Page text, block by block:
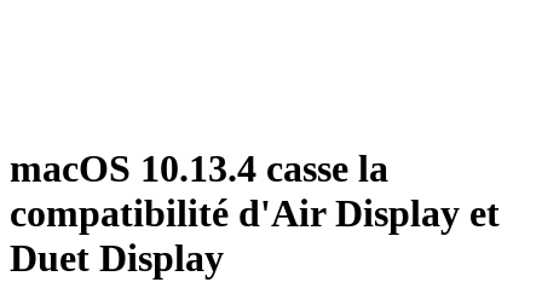
macOS 10.13.4 casse la
compatibilité d'Air Display et
Duet Display